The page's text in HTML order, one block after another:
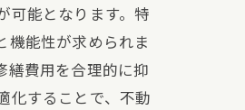
可能となります。特
機能性が求められま
繕費用を合理的に抑
化することで、不動